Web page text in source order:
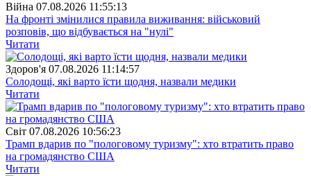
Війна 07.08.2026 11:55:13
На фронті змінилися правила виживання: військовий
розповів, що відбувається на "нулі"
Читати
Здоров'я 07.08.2026 11:14:57
Солодощі, які варто їсти щодня, назвали медики
Читати
Свiт 07.08.2026 10:56:23
Трамп вдарив по "пологовому туризму": хто втратить право
на громадянство США
Читати